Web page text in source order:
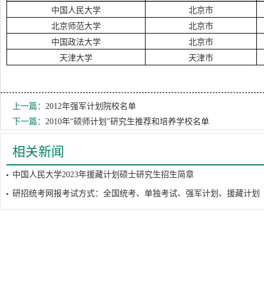
中国人民大学
北京市
北京师范大学
北京市
中国政法大学
北京市
天津大学
天津市
上一篇： 2012年强军计划院校名单
下一篇： 2010年“硕师计划”研究生推荐和培养学校名单
相关新闻
中国人民大学2023年援藏计划硕士研究生招生简章
研招统考网报考试方式：全国统考、单独考试、强军计划、援藏计划